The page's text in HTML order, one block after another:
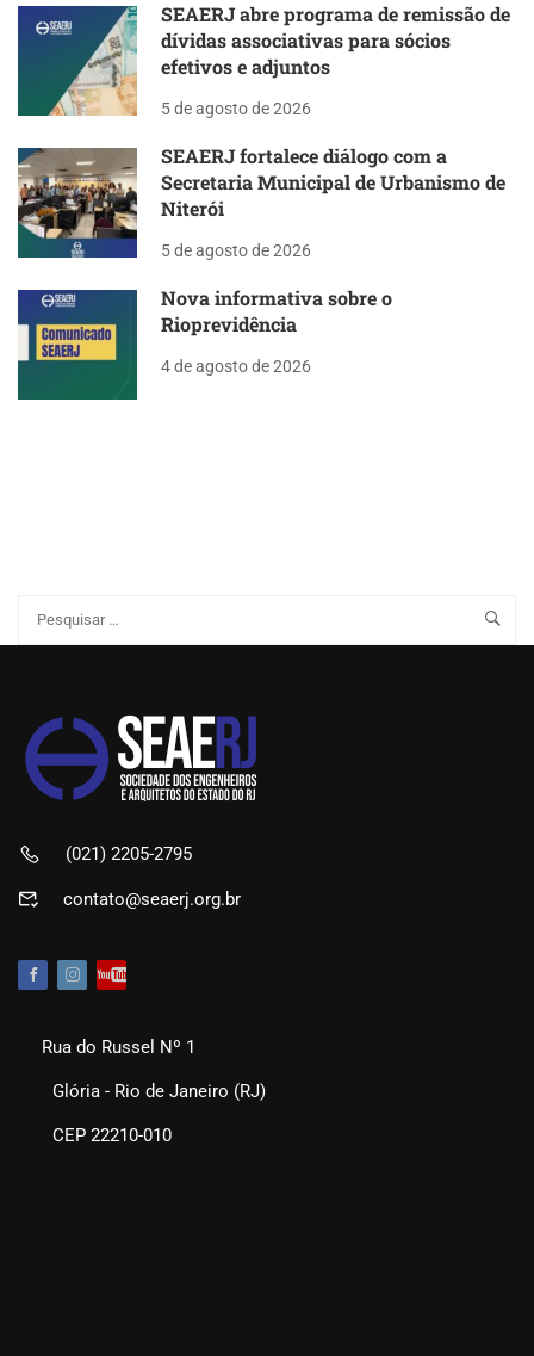
SEAERJ abre programa de remissão de
dívidas associativas para sócios
efetivos e adjuntos
5 de agosto de 2026
SEAERJ fortalece diálogo com a
Secretaria Municipal de Urbanismo de
Niterói
5 de agosto de 2026
Nova informativa sobre o
Rioprevidência
4 de agosto de 2026
(021) 2205-2795
contato@seaerj.org.br
Rua do Russel Nº 1
Glória - Rio de Janeiro (RJ)
CEP 22210-010